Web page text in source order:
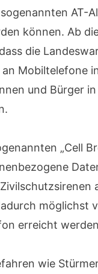
AT-
können. Ab
die
Mobiltelefone
und Bürger
„Cell
möglichst
erreicht
wie